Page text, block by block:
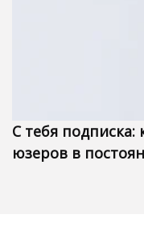
С тебя
юзеров в